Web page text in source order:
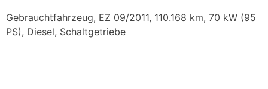
Gebrauchtfahrzeug, EZ 09/2011, 110.168 km, 70 kW (95
PS), Diesel, Schaltgetriebe